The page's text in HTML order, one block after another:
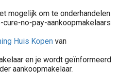
mogelijk om te onderhandelen
cure-no-pay-aankoopmakelaars
Huis Kopen van
en je wordt geïnformeerd
aankoopmakelaar.